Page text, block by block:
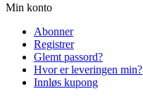
Min konto
Abonner
Registrer
Glemt passord?
Hvor er leveringen min?
Innløs kupong